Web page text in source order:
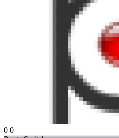
0 0